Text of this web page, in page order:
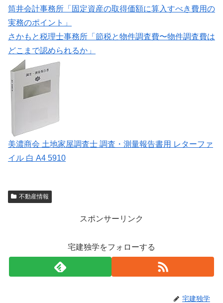
筒井会計事務所「固定資産の取得価額に算入すべき費用の
実務のポイント」
さかもと税理士事務所「節税と物件調査費〜物件調査費は
どこまで認められるか」
美濃商会 土地家屋調査士 調査・測量報告書用 レターファ
イル 白 A4 5910
不動産情報
スポンサーリンク
宅建独学をフォローする
宅建独学